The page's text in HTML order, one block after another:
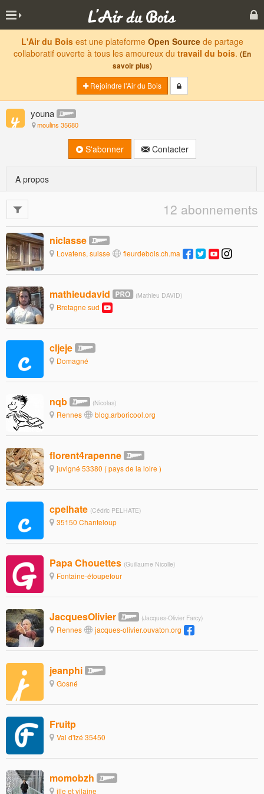
L'Air du Boisest une plateforme Open Sourcede partage
collaboratif ouverte à tous les amoureux du travail du bois. (En
savoir plus)
Rejoindre l'Air du Bois
youna
moulins 35680
S'abonner Contacter
A propos
12 abonnements
niclasse
Lovatens, suisse fleurdebois.ch.ma
mathieudavid (Mathieu DAVID)
Bretagne sud
cljeje
Domagné
nqb (Nicolas)
Rennes blog.arboricool.org
florent4rapenne
juvigné 53380 ( pays de la loire )
cpelhate (Cédric PELHATE)
35150 Chanteloup
Papa Chouettes (Guillaume Nicolle)
Fontaine-étoupefour
JacquesOlivier (Jacques-Olivier Farcy)
Rennes jacques-olivier.ouvaton.org
jeanphi
Gosné
Fruitp
Val d'Izé 35450
momobzh
ille et vilaine